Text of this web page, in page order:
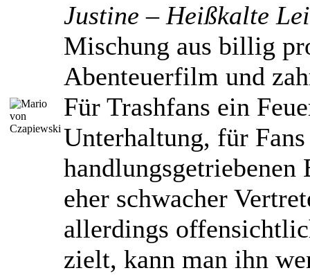
Justine – Heißkalte
Mischung aus billig
Abenteuerfilm und
Für Trashfans ein
Unterhaltung, für
eher schwacher
allerdings
zielt, kann man ihn